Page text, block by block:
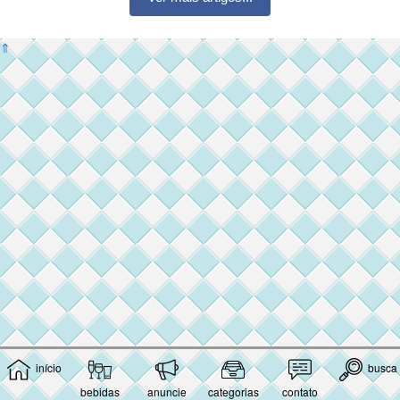
início
bebidas
anuncie categorias contato
busca
⇑